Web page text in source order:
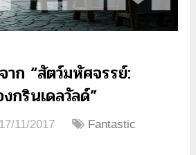
าก “สัตว์มหัศจรรย์:
กรินเดลวัลด์”
17/11/2017
Fantastic